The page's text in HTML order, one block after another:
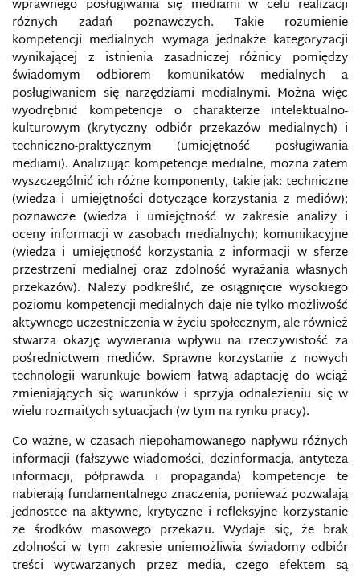
wprawnego posługiwania się mediami w celu realizacji
różnych zadań poznawczych. Takie rozumienie
kompetencji medialnych wymaga jednakże kategoryzacji
wynikającej z istnienia zasadniczej różnicy pomiędzy
świadomym odbiorem komunikatów medialnych a
posługiwaniem się narzędziami medialnymi. Można więc
wyodrębnić kompetencje o charakterze intelektualno-
kulturowym (krytyczny odbiór przekazów medialnych) i
techniczno-praktycznym (umiejętność posługiwania
mediami). Analizując kompetencje medialne, można zatem
wyszczególnić ich różne komponenty, takie jak: techniczne
(wiedza i umiejętności dotyczące korzystania z mediów);
poznawcze (wiedza i umiejętność w zakresie analizy i
oceny informacji w zasobach medialnych); komunikacyjne
(wiedza i umiejętność korzystania z informacji w sferze
przestrzeni medialnej oraz zdolność wyrażania własnych
przekazów). Należy podkreślić, że osiągnięcie wysokiego
poziomu kompetencji medialnych daje nie tylko możliwość
aktywnego uczestniczenia w życiu społecznym, ale również
stwarza okazję wywierania wpływu na rzeczywistość za
pośrednictwem mediów. Sprawne korzystanie z nowych
technologii warunkuje bowiem łatwą adaptację do wciąż
zmieniających się warunków i sprzyja odnalezieniu się w
wielu rozmaitych sytuacjach (w tym na rynku pracy).
Co ważne, w czasach niepohamowanego napływu różnych
informacji (fałszywe wiadomości, dezinformacja, antyteza
informacji, półprawda i propaganda) kompetencje te
nabierają fundamentalnego znaczenia, ponieważ pozwalają
jednostce na aktywne, krytyczne i refleksyjne korzystanie
ze środków masowego przekazu. Wydaje się, że brak
zdolności w tym zakresie uniemożliwia świadomy odbiór
treści wytwarzanych przez media, czego efektem są
MEDIA MAINSTREAMOWE I ALTERNATYWNE
MEDIA SPOŁECZNOŚCIOWE
MEDIA TRADYCYJNE I KONWERGENTNE JAKO
NARZĘDZIE IMPLEMENTACJI AGRESJI
INFORMACYJNEJ
MEDIA W SYTUACJACH KRYZYSOWYCH
MEDIALNA WOJNA ROSJI
MEDIALNE RELACJE WOJENNE
MEM INTERNETOWY
METODY PRZECIWDZIAŁANIA TECHNOLOGIOM
MANIPULACYJNYM W SIECIACH
SPOŁECZNOŚCIOWYCH
METODY WALKI INFORMACYJNEJ W MEDIACH
ELEKTRONICZNYCH
METODY WALKI Z INFORMACJĄ W
ELEKTRONICZNYCH ŚRODKACH MASOWEGO
PRZEKAZU
MIĘDZYNARODOWA ORGANIZACJA ATRYBUCJI
CYBERATAKÓW
MINISTERSTWO POLITYKI INFORMACYJNEJ
UKRAINY (MPI)